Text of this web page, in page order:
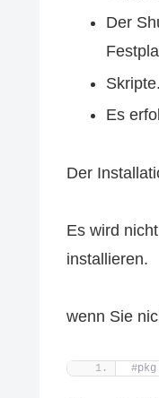
Der
Skripte.
Es
Der
Es wird
installieren.
wenn Sie